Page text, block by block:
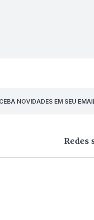
NOVIDADES EM SEU
Redes